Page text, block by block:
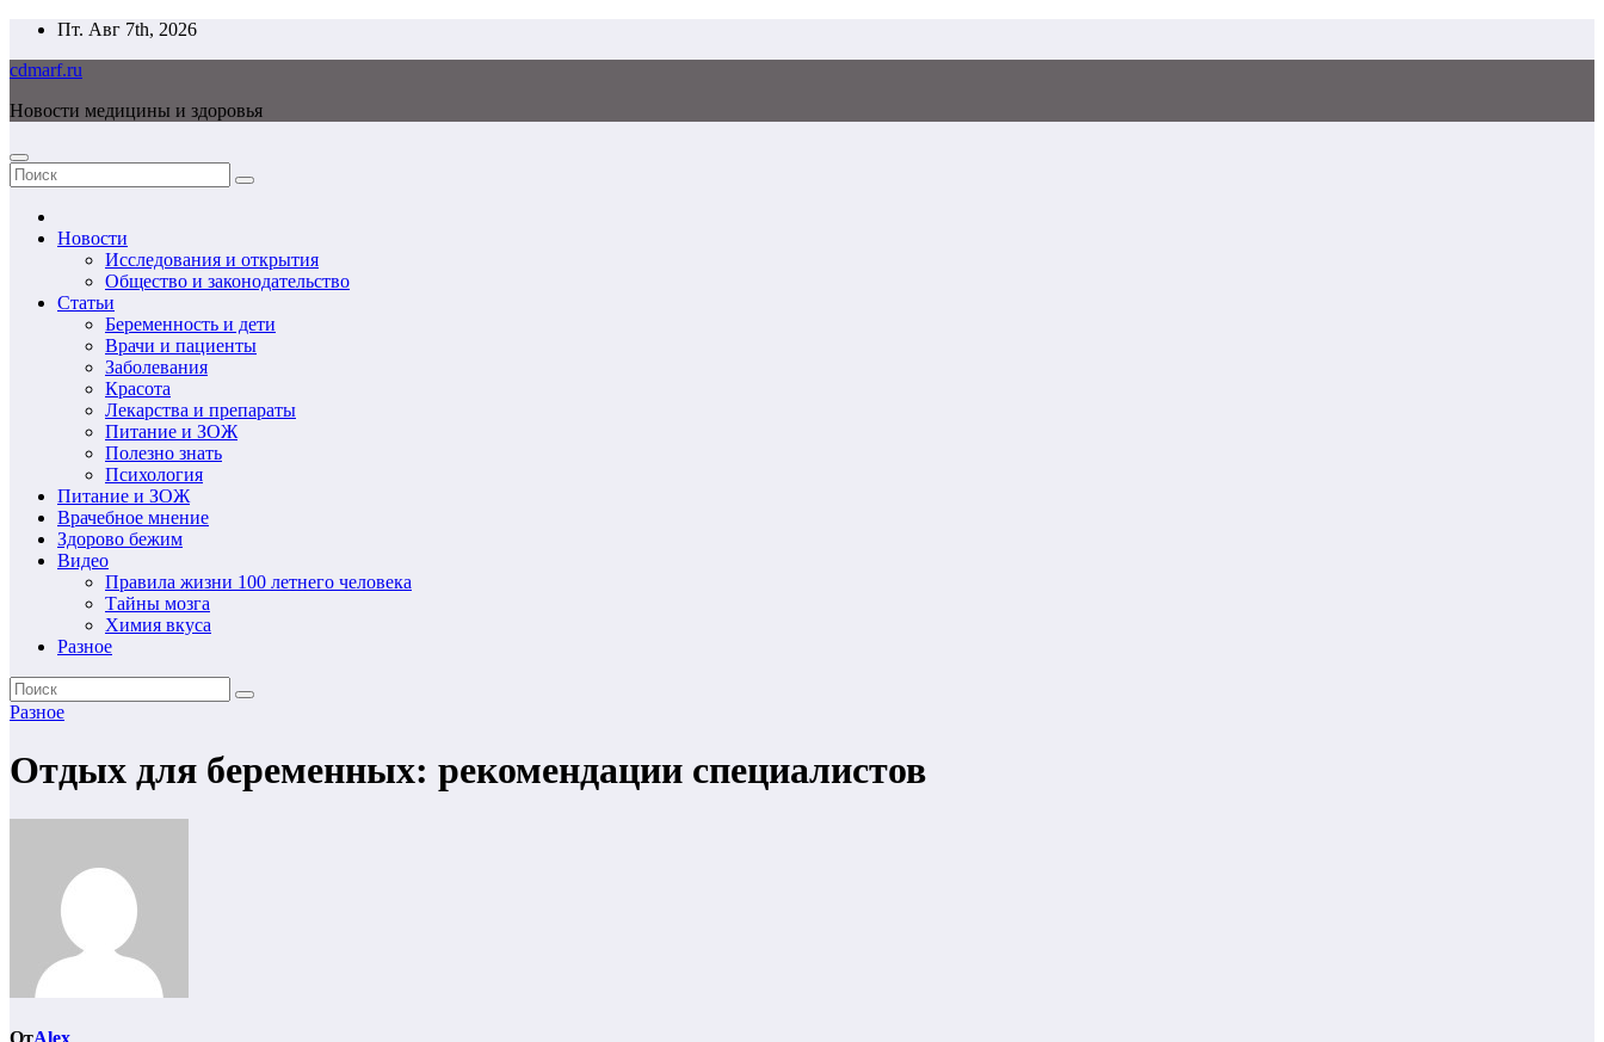
Перейти
содержимому
Пт. Авг 7th, 2026
cdmarf.ru
Новости медицины и здоровья
Новости
Исследования и открытия
Общество и законодательство
Статьи
Беременность и дети
Врачи и пациенты
Заболевания
Красота
Лекарства и препараты
Питание и ЗОЖ
Полезно знать
Психология
Питание и ЗОЖ
Врачебное мнение
Здорово бежим
Видео
Правила жизни 100 летнего человека
Тайны мозга
Химия вкуса
Разное
Разное
Отдых для беременных: рекомендации специалистов